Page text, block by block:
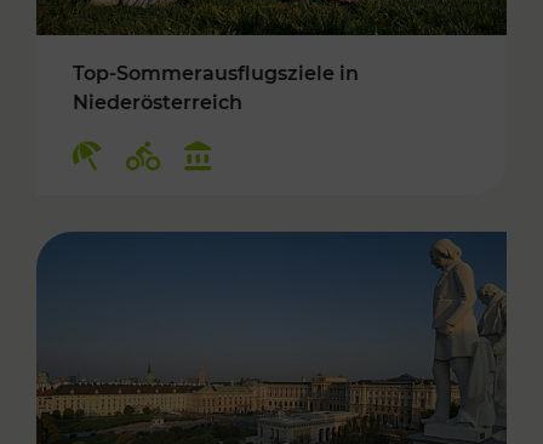
Top-Sommerausflugsziele in
Niederösterreich